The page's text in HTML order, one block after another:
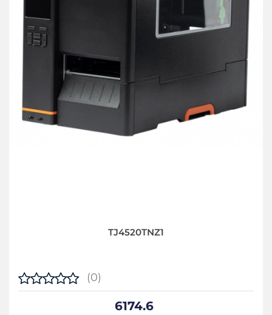
TJ4520TNZ1
(0)
6174.6